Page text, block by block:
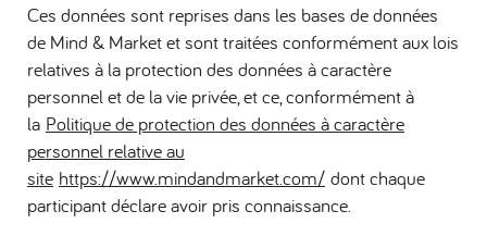
Ces données sont reprises dans les bases de données
de Mind & Market et sont traitées conformément aux lois
relatives à la protection des données à caractère
personnel et de la vie privée, et ce, conformément à
la Politique de protection des données à caractère
personnel relative au
site https://www.mindandmarket.com/ dont chaque
participant déclare avoir pris connaissance.